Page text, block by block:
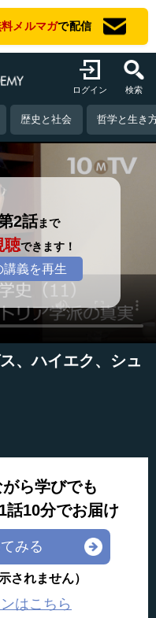
メルマガで配信
ログイン 検索
歴史と社会 哲学と生き
2話まで
聴できます！
義を再生
、ハイエク、シュ
ら学びでも
話10分でお届け
みる
されません）
はこちら